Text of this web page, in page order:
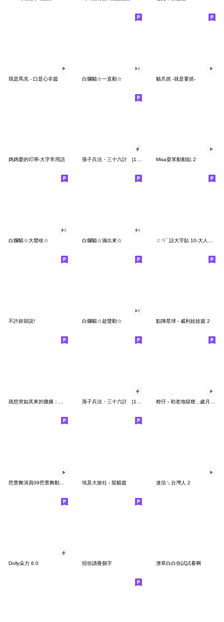
我是馬克 - 口是心非篇 白爛貓☆一直動☆ 貓爪抓 -就是要抓-
媽媽愛的叮嚀-大字常用語 孫子兵法・三十六計 [1-18] Misa耍笨動動貼 2
白爛貓☆大聲啥☆ 白爛貓☆滿出來☆
不許妳胡說! 白爛貓☆超聲動☆ 點陣星球 - 威利娃娃篇 2
就想突如其來的撒嬌：仙貝鴨工作日誌Day17 孫子兵法・三十六計 [19-36] 柑仔 - 初老地獄梗...歲月是把殺豬刀
埃及大旅社 - 屁貓篇 迷信ㄟ台灣人 2
Dolly朵力 6.0 招你讀冊捌字 潦草白白你試試看啊